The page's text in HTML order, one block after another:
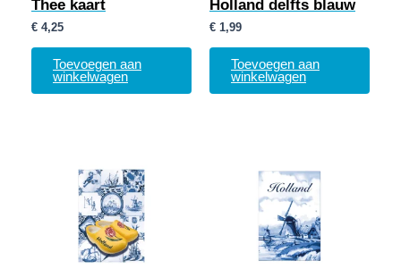
Thee kaart
€ 4,25
Toevoegen aan
winkelwagen
Holland delfts blauw
€ 1,99
Toevoegen aan
winkelwagen